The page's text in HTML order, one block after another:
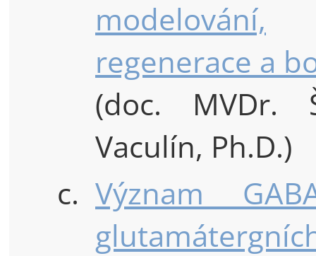
modelování,
regenerace a
(doc. MVDr.
Vaculín, Ph.D.)
c. Význam